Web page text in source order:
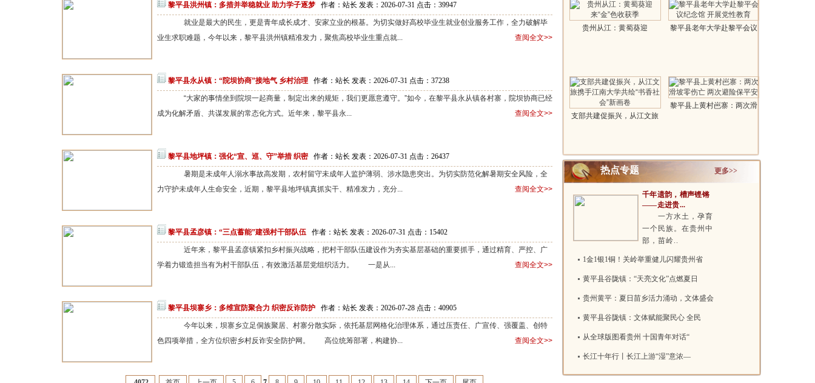
黎平县洪州镇：多措并举稳就业 助力学子逐梦 作者：站长 发表：2026-07-31 点击： 39947
就业是最大的民生，更是青年成长成才、安家立业的根基。为切实做好高校毕业生就业创业服务工作，全力破解毕
业生求职难题，今年以来，黎平县洪州镇精准发力，聚焦高校毕业生重点就...
查阅全文>>
黎平县永从镇：“院坝协商”接地气 乡村治理 作者：站长 发表：2026-07-31 点击： 37238
“大家的事情坐到院坝一起商量，制定出来的规矩，我们更愿意遵守。”如今，在黎平县永从镇各村寨，院坝协商已经
成为化解矛盾、共谋发展的常态化方式。近年来，黎平县永...
查阅全文>>
黎平县地坪镇：强化“宣、巡、守”举措 织密 作者：站长 发表：2026-07-31 点击： 26437
暑期是未成年人溺水事故高发期，农村留守未成年人监护薄弱、涉水隐患突出。为切实防范化解暑期安全风险，全
力守护未成年人生命安全，近期，黎平县地坪镇真抓实干、精准发力，充分...
查阅全文>>
黎平县孟彦镇：“三点蓄能”建强村干部队伍 作者：站长 发表：2026-07-31 点击： 15402
近年来，黎平县孟彦镇紧扣乡村振兴战略，把村干部队伍建设作为夯实基层基础的重要抓手，通过精育、严控、广
学着力锻造担当有为村干部队伍，有效激活基层党组织活力。 一是从...
查阅全文>>
黎平县坝寨乡：多维宣防聚合力 织密反诈防护 作者：站长 发表：2026-07-28 点击： 40905
今年以来，坝寨乡立足侗族聚居、村寨分散实际，依托基层网格化治理体系，通过压责任、广宣传、强覆盖、创特
色四项举措，全方位织密乡村反诈安全防护网。 高位统筹部署，构建协...
查阅全文>>
贵州从江：黄蜀葵迎
黎平县老年大学赴黎平会议
支部共建促振兴，从江文旅
黎平县上黄村岜寨：两次滑
热点专题 更多>>
千年遗韵，槽声铿锵
——走进贵...
一方水土，孕育
一个民族。在贵州中
部，苗岭..
1金1银1铜！关岭举重健儿闪耀贵州省
黄平县谷陇镇：“天亮文化”点燃夏日
贵州黄平：夏日苗乡活力涌动，文体盛会
黄平县谷陇镇：文体赋能聚民心 全民
从全球版图看贵州 十国青年对话“
长江十年行丨长江上游“湿”意浓—